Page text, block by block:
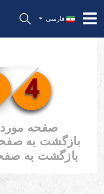
فارسی
4
صفحه مورد
بازگشت به
بازگشت به